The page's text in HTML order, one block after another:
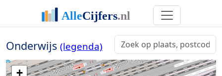
Onderwijs (legenda)
+